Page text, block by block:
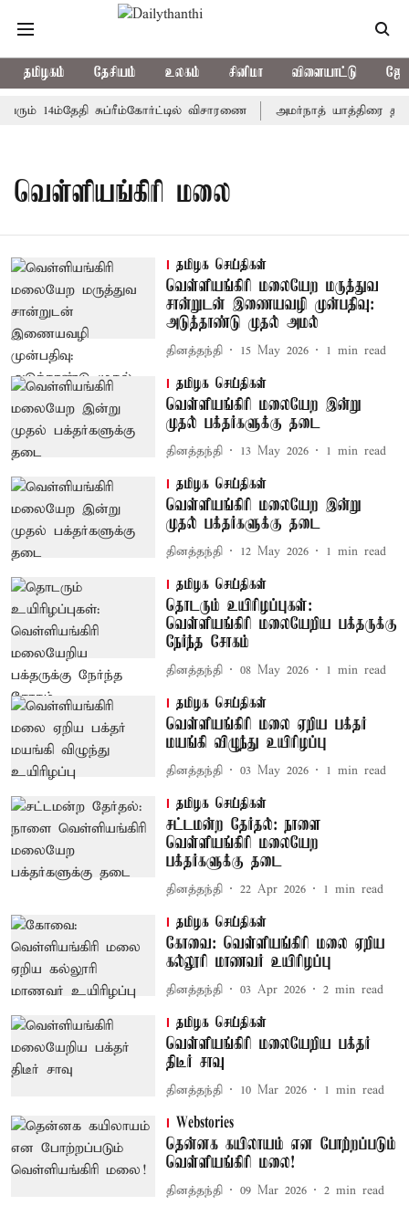
தமிழகம் தேசியம் உலகம் சினிமா விளையாட்டு
14ம்தேதி சுப்ரீம்கோர்ட்டில் விசாரணை அமர்நாத் யாத்திரை
வெள்ளியங்கிரி மலை
தமிழக செய்திகள்
வெள்ளியங்கிரி மலையேற மருத்துவ
சான்றுடன் இணையவழி முன்பதிவு:
அடுத்தாண்டு முதல் அமல்
தினத்தந்தி 15 May 2026 1 min read
தமிழக செய்திகள்
வெள்ளியங்கிரி மலையேற இன்று
முதல் பக்தர்களுக்கு தடை
தினத்தந்தி 13 May 2026 1 min read
தமிழக செய்திகள்
வெள்ளியங்கிரி மலையேற இன்று
முதல் பக்தர்களுக்கு தடை
தினத்தந்தி 12 May 2026 1 min read
தமிழக செய்திகள்
தொடரும் உயிரிழப்புகள்:
வெள்ளியங்கிரி மலையேறிய பக்தருக்கு
நேர்ந்த சோகம்
தினத்தந்தி 08 May 2026 1 min read
தமிழக செய்திகள்
வெள்ளியங்கிரி மலை ஏறிய பக்தர்
மயங்கி விழுந்து உயிரிழப்பு
தினத்தந்தி 03 May 2026 1 min read
தமிழக செய்திகள்
சட்டமன்ற தேர்தல்: நாளை
வெள்ளியங்கிரி மலையேற
பக்தர்களுக்கு தடை
தினத்தந்தி 22 Apr 2026 1 min read
தமிழக செய்திகள்
கோவை: வெள்ளியங்கிரி மலை ஏறிய
கல்லூரி மாணவர் உயிரிழப்பு
தினத்தந்தி 03 Apr 2026 2 min read
தமிழக செய்திகள்
வெள்ளியங்கிரி மலையேறிய பக்தர்
திடீர் சாவு
தினத்தந்தி 10 Mar 2026 1 min read
Webstories
தென்னக கயிலாயம் என போற்றப்படும்
வெள்ளியங்கிரி மலை!
தினத்தந்தி 09 Mar 2026 2 min read